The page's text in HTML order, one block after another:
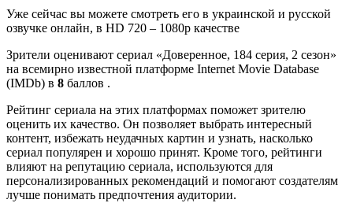
Уже сейчас вы можете смотреть его в украинской и русской
озвучке онлайн, в HD 720 – 1080p качестве
Зрители оценивают сериал «Доверенное, 184 серия, 2 сезон»
на всемирно известной платформе Internet Movie Database
(IMDb) в 8 баллов .
Рейтинг сериала на этих платформах поможет зрителю
оценить их качество. Он позволяет выбрать интересный
контент, избежать неудачных картин и узнать, насколько
сериал популярен и хорошо принят. Кроме того, рейтинги
влияют на репутацию сериала, используются для
персонализированных рекомендаций и помогают создателям
лучше понимать предпочтения аудитории.